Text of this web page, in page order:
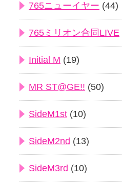
765ニューイヤー (44)
765ミリオン合同LIVE
Initial M (19)
MR ST@GE!! (50)
SideM1st (10)
SideM2nd (13)
SideM3rd (10)